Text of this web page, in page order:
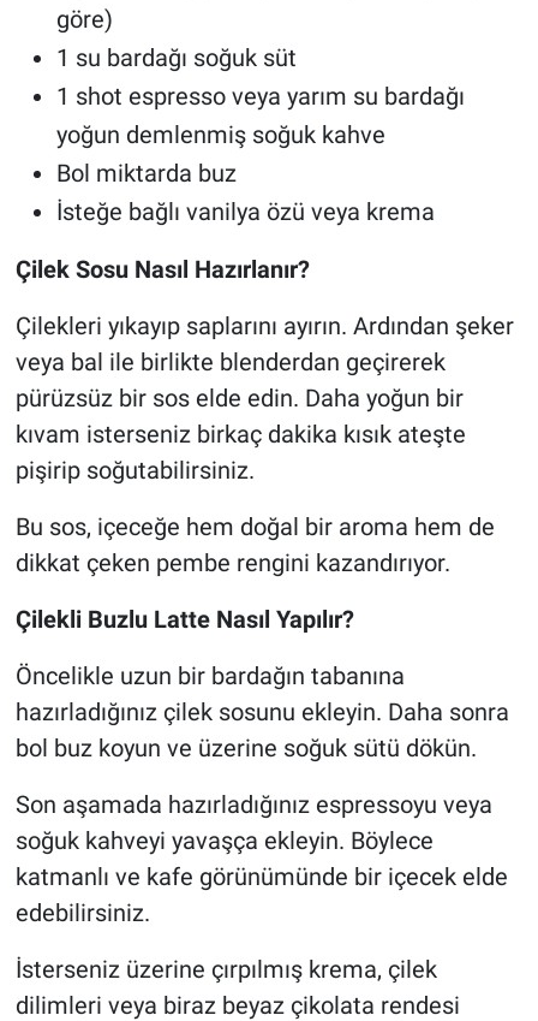
göre)
1 su bardağı soğuk süt
1 shot espresso veya yarım su bardağı
yoğun demlenmiş soğuk kahve
Bol miktarda buz
İsteğe bağlı vanilya özü veya krema
Çilek Sosu Nasıl Hazırlanır?
Çilekleri yıkayıp saplarını ayırın. Ardından şeker
veya bal ile birlikte blenderdan geçirerek
pürüzsüz bir sos elde edin. Daha yoğun bir
kıvam isterseniz birkaç dakika kısık ateşte
pişirip soğutabilirsiniz.
Bu sos, içeceğe hem doğal bir aroma hem de
dikkat çeken pembe rengini kazandırıyor.
Çilekli Buzlu Latte Nasıl Yapılır?
Öncelikle uzun bir bardağın tabanına
hazırladığınız çilek sosunu ekleyin. Daha sonra
bol buz koyun ve üzerine soğuk sütü dökün.
Son aşamada hazırladığınız espressoyu veya
soğuk kahveyi yavaşça ekleyin. Böylece
katmanlı ve kafe görünümünde bir içecek elde
edebilirsiniz.
İsterseniz üzerine çırpılmış krema, çilek
dilimleri veya biraz beyaz çikolata rendesi